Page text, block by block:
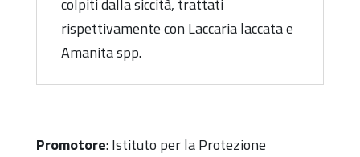
colpiti dalla siccità, trattati
rispettivamente con Laccaria laccata e
Amanita spp.
Promotore: Istituto per la Protezione